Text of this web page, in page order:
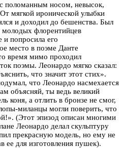
поломанным носом, невысок,
мягкой иронической улыбки
и доходил до бешенства. Был
молодых флорентийцев
и попросила его
место в поэме Данте
время мимо проходил
поэмы. Леонардо мягко сказал:
что значит этот стих».
что Леонардо насмехается
объясняй, ты ведь великий
коня, а отлить в бронзе не смог,
миланцы могли поверить, что
(Этот эпизод описан многими
Леонардо делал скульптуру
прекрасную модель, но ему не
ее для изготовления пушек).